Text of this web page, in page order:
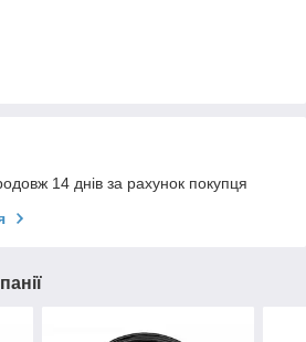
14 днів за рахунок покупця